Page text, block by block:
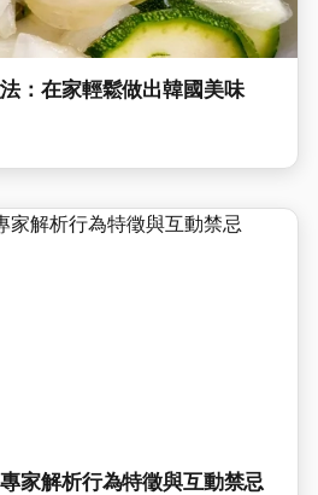
：在家輕鬆做出韓國美味
家解析行為特徵與互動禁忌